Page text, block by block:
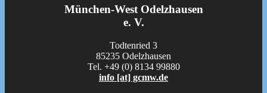
München-West Odelzhausen
e. V.
Todtenried 3
85235 Odelzhausen
Tel. +49 (0) 8134 99880
info [at] gcmw.de